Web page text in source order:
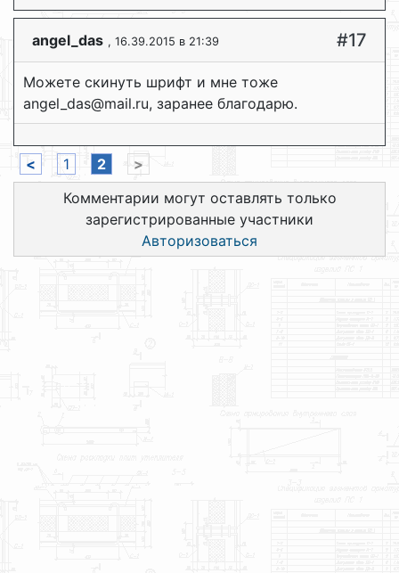
angel_das , 16.39.2015 в 21:39 #17
Можете скинуть шрифт и мне тоже
angel_das@mail.ru, заранее благодарю.
< 1 2
>
Комментарии могут оставлять только
зарегистрированные участники
Авторизоваться